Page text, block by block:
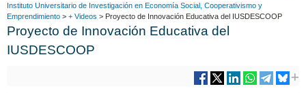
Instituto Universitario de Investigación en Economía Social, Cooperativismo y
Emprendimiento > + Videos > Proyecto de Innovación Educativa del IUSDESCOOP
Proyecto de Innovación Educativa del
IUSDESCOOP